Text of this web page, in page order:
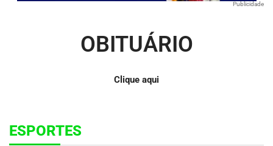
Publicidade
OBITUÁRIO
Clique aqui
ESPORTES